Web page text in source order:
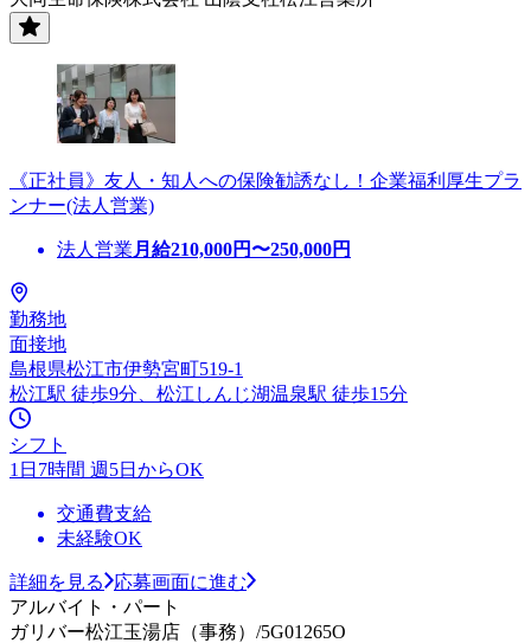
《正社員》友人・知人への保険勧誘なし！企業福利厚生プラ
ンナー(法人営業)
法人営業 月給210,000円〜250,000円
勤務地
面接地
島根県松江市伊勢宮町519-1
松江駅 徒歩9分、松江しんじ湖温泉駅 徒歩15分
シフト
1日7時間 週5日からOK
交通費支給
未経験OK
詳細を見る
応募画面に進む
アルバイト・パート
ガリバー松江玉湯店（事務）/5G01265O